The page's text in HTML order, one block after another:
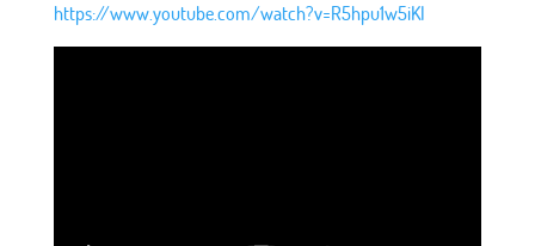
https://www.youtube.com/watch?v=R5hpu1w5iKI